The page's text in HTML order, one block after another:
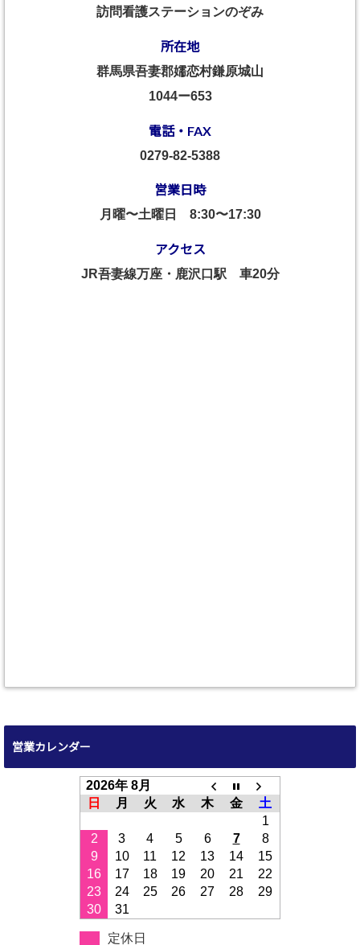
訪問看護ステーションのぞみ
所在地
群馬県吾妻郡嬬恋村鎌原城山
1044ー653
電話・FAX
0279-82-5388
営業日時
月曜〜土曜日 8:30〜17:30
アクセス
JR吾妻線万座・鹿沢口駅 車20分
営業カレンダー
2026年 8月
日
月 火 水 木 金
土
1
2
3 4 5 6 7
8
9
10 11 12 13 14
15
16
17 18 19 20 21
22
23
24 25 26 27 28
29
30
31
定休日